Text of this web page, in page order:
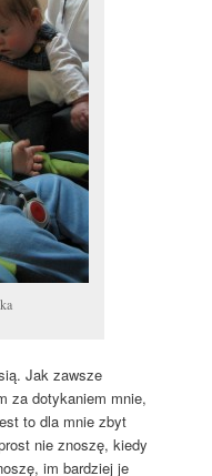
Jak zawsze
za dotykaniem mnie,
to dla mnie zbyt
nie znoszę, kiedy
im bardziej je